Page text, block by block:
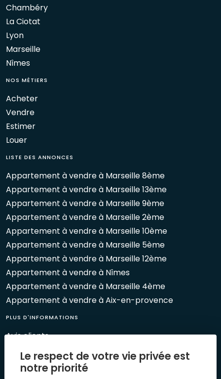
Le respect de votre vie privée est
notre priorité
Chambéry
La Ciotat
Lyon
Marseille
Nîmes
NOS MÉTIERS
Acheter
Vendre
Estimer
Louer
LISTE DES ANNONCES
Appartement à vendre à Marseille 8ème
Appartement à vendre à Marseille 13ème
Appartement à vendre à Marseille 9ème
Appartement à vendre à Marseille 2ème
Appartement à vendre à Marseille 10ème
Appartement à vendre à Marseille 5ème
Appartement à vendre à Marseille 12ème
Appartement à vendre à Nîmes
Appartement à vendre à Marseille 4ème
Appartement à vendre à Aix-en-provence
PLUS D'INFORMATIONS
Avis clients
Le Mag 1894
Nos évènements